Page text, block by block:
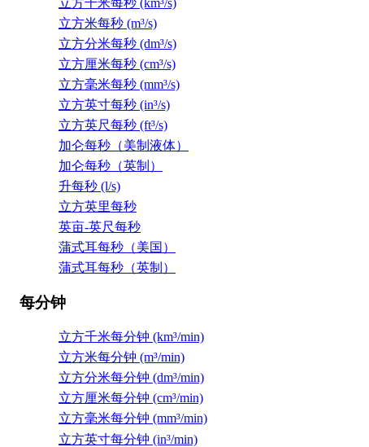
立方千米每秒 (km³/s)
立方米每秒 (m³/s)
立方分米每秒 (dm³/s)
立方厘米每秒 (cm³/s)
立方毫米每秒 (mm³/s)
立方英寸每秒 (in³/s)
立方英尺每秒 (ft³/s)
加仑每秒（美制液体）
加仑每秒（英制）
升每秒 (l/s)
立方英里每秒
英亩-英尺每秒
蒲式耳每秒（美国）
蒲式耳每秒（英制）
每分钟
立方千米每分钟 (km³/min)
立方米每分钟 (m³/min)
立方分米每分钟 (dm³/min)
立方厘米每分钟 (cm³/min)
立方毫米每分钟 (mm³/min)
立方英寸每分钟 (in³/min)